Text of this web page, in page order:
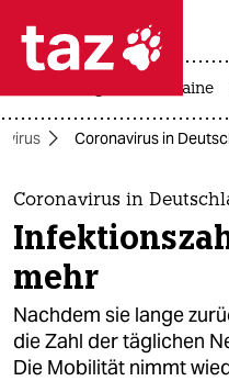
 taz
taz zahl
themen
politik
öko
gesellschaft
krieg in der ukraine
Coronavirus in
Coronavirus in
mehr
Nachdem sie lange
die Zahl der täglichen
Die Mobilität nimmt